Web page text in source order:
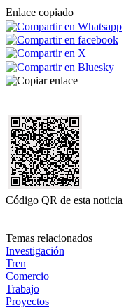
Enlace copiado
Código QR de esta noticia
Temas relacionados
Investigación
Tren
Comercio
Trabajo
Proyectos